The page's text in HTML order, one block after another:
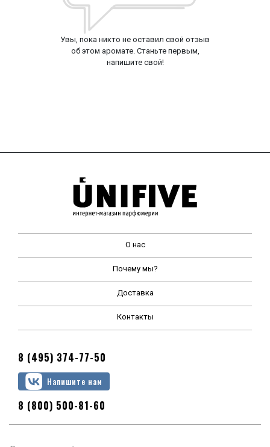
Увы, пока никто не оставил свой отзыв
об этом аромате. Станьте первым,
напишите свой!
О нас
Почему мы?
Доставка
Контакты
8 (495) 374-77-50
Напишите нам
8 (800) 500-81-60